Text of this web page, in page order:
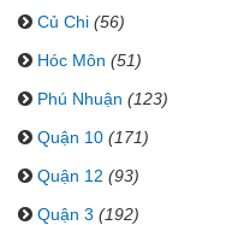
Củ Chi (56)
Hóc Môn (51)
Phú Nhuận (123)
Quận 10 (171)
Quận 12 (93)
Quận 3 (192)